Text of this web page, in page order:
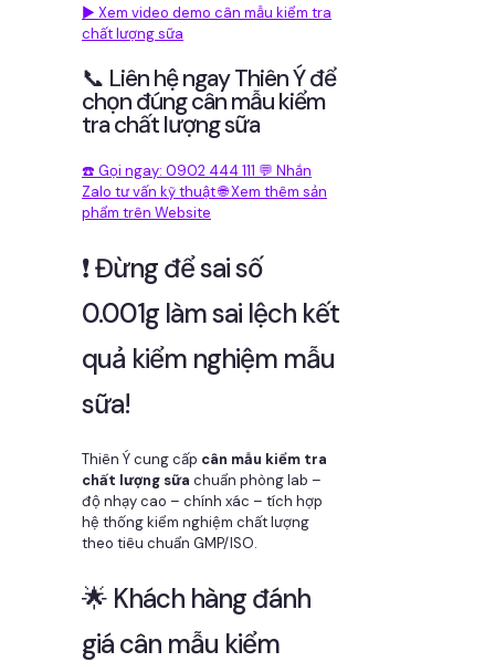
▶️ Xem video demo cân mẫu kiểm tra
chất lượng sữa
📞 Liên hệ ngay Thiên Ý để
chọn đúng cân mẫu kiểm
tra chất lượng sữa
☎️ Gọi ngay: 0902 444 111 💬 Nhắn
Zalo tư vấn kỹ thuật🌐 Xem thêm sản
phẩm trên Website
❗ Đừng để sai số
0.001g làm sai lệch kết
quả kiểm nghiệm mẫu
sữa!
Thiên Ý cung cấp cân mẫu kiểm tra
chất lượng sữa chuẩn phòng lab –
độ nhạy cao – chính xác – tích hợp
hệ thống kiểm nghiệm chất lượng
theo tiêu chuẩn GMP/ISO.
🌟 Khách hàng đánh
giá cân mẫu kiểm